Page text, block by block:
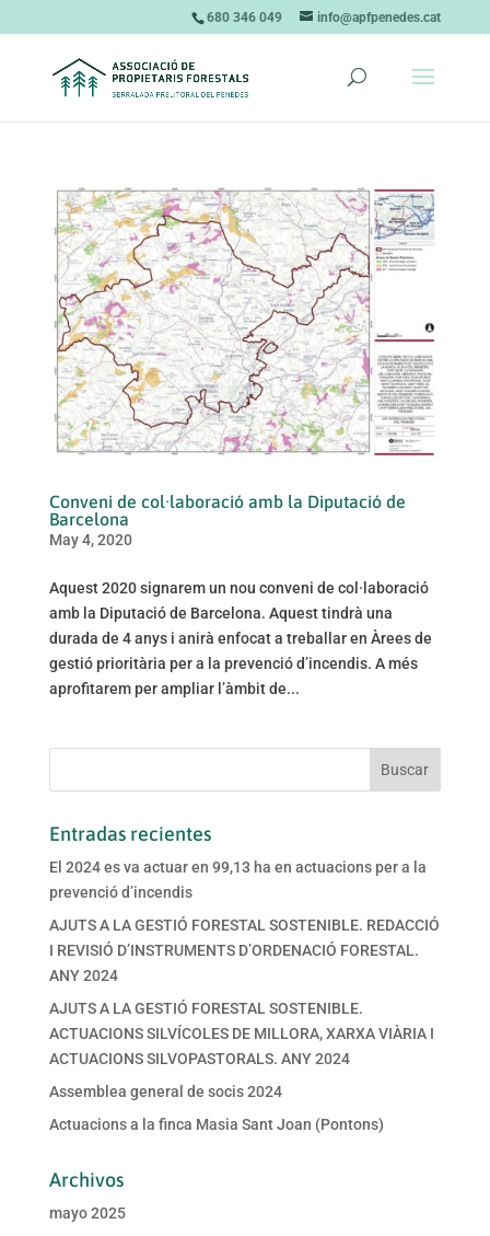
680 346 049 info@apfpenedes.cat
Conveni de col·laboració amb la Diputació de
Barcelona
May 4, 2020
Aquest 2020 signarem un nou conveni de col·laboració
amb la Diputació de Barcelona. Aquest tindrà una
durada de 4 anys i anirà enfocat a treballar en Àrees de
gestió prioritària per a la prevenció d’incendis. A més
aprofitarem per ampliar l’àmbit de...
Entradas recientes
El 2024 es va actuar en 99,13 ha en actuacions per a la
prevenció d’incendis
AJUTS A LA GESTIÓ FORESTAL SOSTENIBLE. REDACCIÓ
I REVISIÓ D’INSTRUMENTS D’ORDENACIÓ FORESTAL.
ANY 2024
AJUTS A LA GESTIÓ FORESTAL SOSTENIBLE.
ACTUACIONS SILVÍCOLES DE MILLORA, XARXA VIÀRIA I
ACTUACIONS SILVOPASTORALS. ANY 2024
Assemblea general de socis 2024
Actuacions a la finca Masia Sant Joan (Pontons)
Archivos
mayo 2025